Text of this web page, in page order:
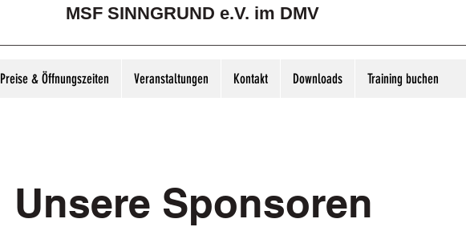
MSF SINNGRUND e.V. im DMV
Preise & Öffnungszeiten Veranstaltungen Kontakt Downloads Training buchen
Unsere Sponsoren